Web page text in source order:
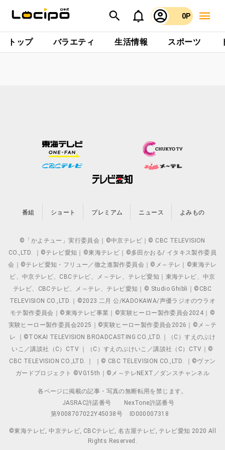
0P
トップ バラエティ 生活情報 スポーツ
番組 ショート プレミアム ニュース よみもの
©「かよチュー」実行委員会｜©中京テレビ｜© CBC TELEVISION
CO.,LTD. ｜©テレビ愛知｜©東海テレビ｜©多田かおる/ イタキス製作委員
会｜©テレビ愛知・フリュー／徹之進製作委員会｜©メ～テレ｜©東海テレ
ビ、中京テレビ、CBCテレビ、メ～テレ、テレビ愛知｜東海テレビ、中京
テレビ、CBCテレビ、メ～テレ、テレビ愛知｜© Studio Ghibli｜©CBC
TELEVISION CO.,LTD.｜©2023 二月 公/KADOKAWA/声優ラジオのウラオ
モテ製作委員会｜©東海テレビ事業｜©実験ヒーロー製作委員会2024｜©
実験ヒーロー製作委員会2025｜©実験ヒーロー製作委員会2026｜©メ～テ
レ ｜©TOKAI TELEVISION BROADCASTING CO.,LTD.｜（C）すえのぶけ
いこ／講談社（C）CTV ｜（C）すえのぶけいこ／講談社（C）CTV｜©
CBC TELEVISION CO.,LTD. ｜ ｜© CBC TELEVISION CO.,LTD. ｜©ヴァン
ガードプロジェクト ©VG15th｜©メ～テレNEXT／ダンスチャンネル
各ページに掲載の記事・写真の無断転用を禁じます。
JASRAC許諾番号
NexTone許諾番号
第9008707022Y45038号
ID000007318
©東海テレビ, 中京テレビ, CBCテレビ, 名古屋テレビ, テレビ愛知 2020 All
Rights Reserved.